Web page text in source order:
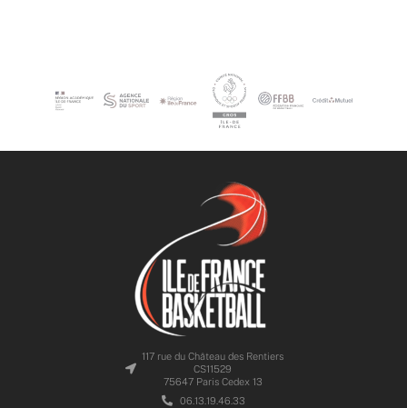
117 rue du Château des Rentiers
CS11529
75647 Paris Cedex 13
06.13.19.46.33